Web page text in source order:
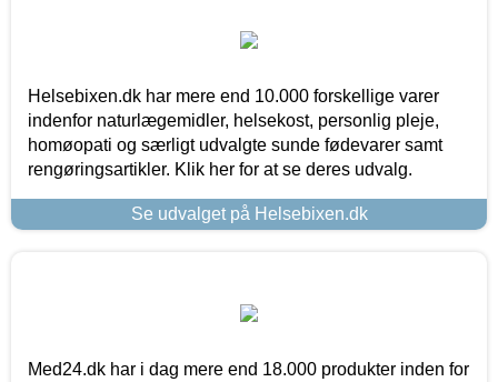
Helsebixen.dk har mere end 10.000 forskellige varer
indenfor naturlægemidler, helsekost, personlig pleje,
homøopati og særligt udvalgte sunde fødevarer samt
rengøringsartikler. Klik her for at se deres udvalg.
Se udvalget på Helsebixen.dk
Med24.dk har i dag mere end 18.000 produkter inden for